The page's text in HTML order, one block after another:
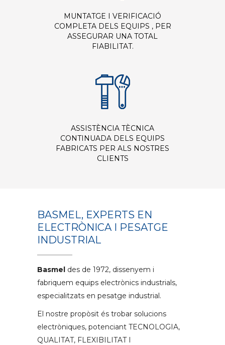
MUNTATGE I VERIFICACIÓ
COMPLETA DELS EQUIPS , PER
ASSEGURAR UNA TOTAL
FIABILITAT.
ASSISTÈNCIA TÈCNICA
CONTINUADA DELS EQUIPS
FABRICATS PER ALS NOSTRES
CLIENTS
BASMEL, EXPERTS EN
ELECTRÒNICA I PESATGE
INDUSTRIAL
Basmel des de 1972, dissenyem i
fabriquem equips electrònics industrials,
especialitzats en pesatge industrial.
El nostre propòsit és trobar solucions
electròniques, potenciant TECNOLOGIA,
QUALITAT, FLEXIBILITAT I